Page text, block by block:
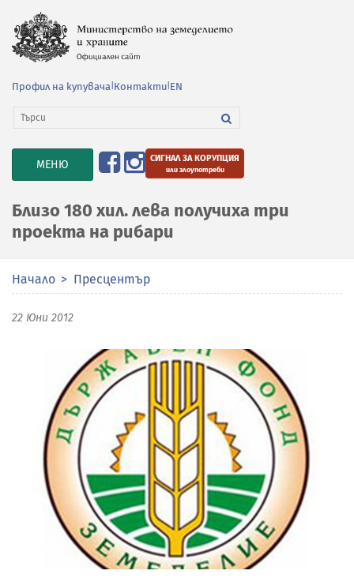
Профил на купувача Контакти EN
TOGGLE
NAVIGATION
МЕНЮ СИГНАЛ ЗА КОРУПЦИЯ
или злоупотреби
Близо 180 хил. лева получиха три
проекта на рибари
Начало Пресцентър
22 Юни 2012